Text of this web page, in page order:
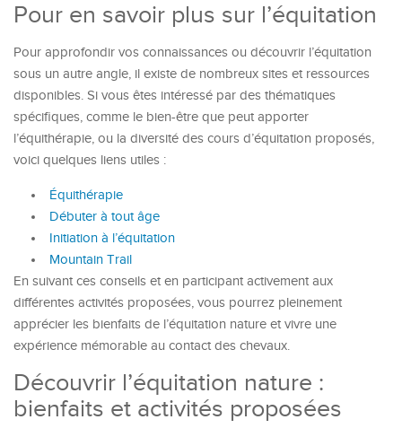
Pour en savoir plus sur l’équitation
Pour approfondir vos connaissances ou découvrir l’équitation
sous un autre angle, il existe de nombreux sites et ressources
disponibles. Si vous êtes intéressé par des thématiques
spécifiques, comme le bien-être que peut apporter
l’équithérapie, ou la diversité des cours d’équitation proposés,
voici quelques liens utiles :
Équithérapie
Débuter à tout âge
Initiation à l’équitation
Mountain Trail
En suivant ces conseils et en participant activement aux
différentes activités proposées, vous pourrez pleinement
apprécier les bienfaits de l’équitation nature et vivre une
expérience mémorable au contact des chevaux.
Découvrir l’équitation nature :
bienfaits et activités proposées